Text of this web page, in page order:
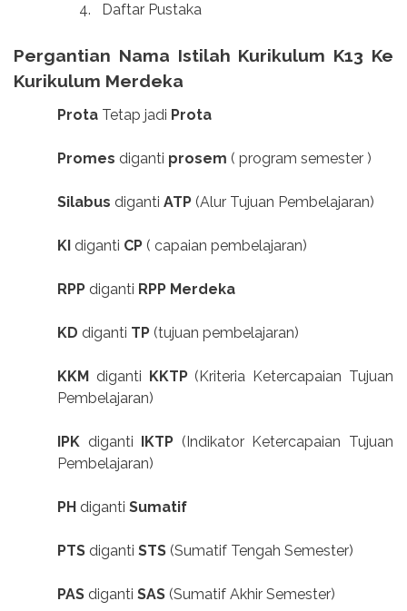
4. Daftar Pustaka
Pergantian Nama Istilah Kurikulum K13 Ke
Kurikulum Merdeka
Prota Tetap jadi Prota
Promes diganti prosem ( program semester )
Silabus diganti ATP (Alur Tujuan Pembelajaran)
KI diganti CP ( capaian pembelajaran)
RPP diganti RPP Merdeka
KD diganti TP (tujuan pembelajaran)
KKM diganti KKTP(Kriteria Ketercapaian Tujuan
Pembelajaran)
IPK diganti IKTP (Indikator Ketercapaian Tujuan
Pembelajaran)
PH diganti Sumatif
PTS diganti STS (Sumatif Tengah Semester)
PAS diganti SAS (Sumatif Akhir Semester)